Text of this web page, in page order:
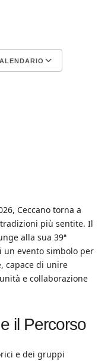
Ceccano torna a
più sentite. Il
alla sua 39ª
un evento simbolo per
capace di unire
e collaborazione
il Percorso
e dei gruppi